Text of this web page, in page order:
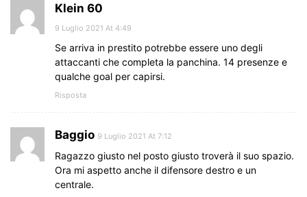
Klein 60
9 Luglio 2021 At 4:49
Se arriva in prestito potrebbe essere uno degli
attaccanti che completa la panchina. 14 presenze e
qualche goal per capirsi.
Risposta
Baggio 9 Luglio 2021 At 7:12
Ragazzo giusto nel posto giusto troverà il suo spazio.
Ora mi aspetto anche il difensore destro e un
centrale.